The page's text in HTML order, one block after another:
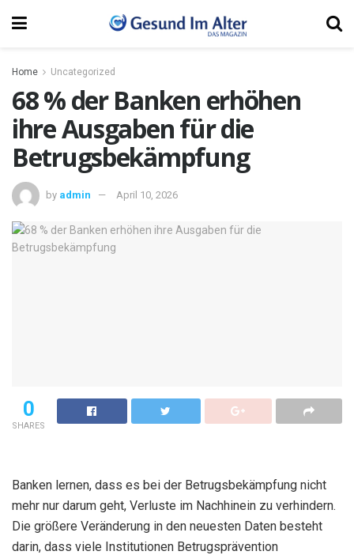
Home Uncategorized
68 % der Banken erhöhen
ihre Ausgaben für die
Betrugsbekämpfung
by admin April 10, 2026
0
SHARES
Banken lernen, dass es bei der Betrugsbekämpfung nicht
mehr nur darum geht, Verluste im Nachhinein zu verhindern.
Die größere Veränderung in den neuesten Daten besteht
darin, dass viele Institutionen Betrugsprävention